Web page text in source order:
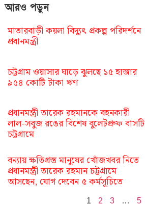
আরও পড়ুন
মাতারবাড়ী কয়লা বিদ্যুৎ প্রকল্প পরিদর্শনে
প্রধানমন্ত্রী
চট্টগ্রাম ওয়াসার ঘাড়ে ঝুলছে ১৫ হাজার
৯৫৪ কোটি টাকা ঋণ
প্রধানমন্ত্রী তারেক রহমানকে বহনকারী
লাল-সবুজ রঙের বিশেষ বুলেটপ্রুফ বাসটি
চট্টগ্রামে
বন্যায় ক্ষতিগ্রস্ত মানুষের খোঁজখবর নিতে
প্রধানমন্ত্রী তারেক রহমান চট্টগ্রামে
আসছেন, যোগ দেবেন ৫ কর্মসূচিতে
1 2 3 … 5